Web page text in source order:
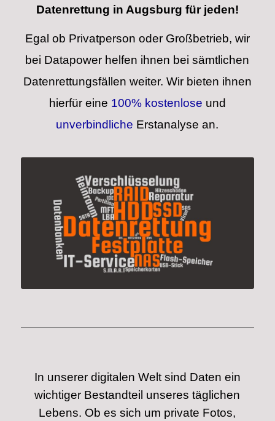
Datenrettung in Augsburg für jeden!
Egal ob Privatperson oder Großbetrieb, wir
bei Datapower helfen ihnen bei sämtlichen
Datenrettungsfällen weiter. Wir bieten ihnen
hierfür eine 100% kostenlose und
unverbindliche Erstanalyse an.
In unserer digitalen Welt sind Daten ein
wichtiger Bestandteil unseres täglichen
Lebens. Ob es sich um private Fotos,